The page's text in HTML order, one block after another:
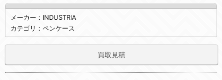
メーカー：INDUSTRIA
カテゴリ：ペンケース
買取見積